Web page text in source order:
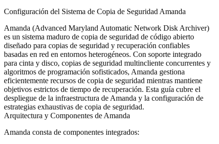
Configuración del Sistema de Copia de Seguridad Amanda
Amanda (Advanced Maryland Automatic Network Disk Archiver)
es un sistema maduro de copia de seguridad de código abierto
diseñado para copias de seguridad y recuperación confiables
basadas en red en entornos heterogéneos. Con soporte integrado
para cinta y disco, copias de seguridad multincliente concurrentes y
algoritmos de programación sofisticados, Amanda gestiona
eficientemente recursos de copia de seguridad mientras mantiene
objetivos estrictos de tiempo de recuperación. Esta guía cubre el
despliegue de la infraestructura de Amanda y la configuración de
estrategias exhaustivas de copia de seguridad.
Arquitectura y Componentes de Amanda
Amanda consta de componentes integrados: